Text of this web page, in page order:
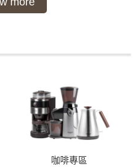
咖啡專區